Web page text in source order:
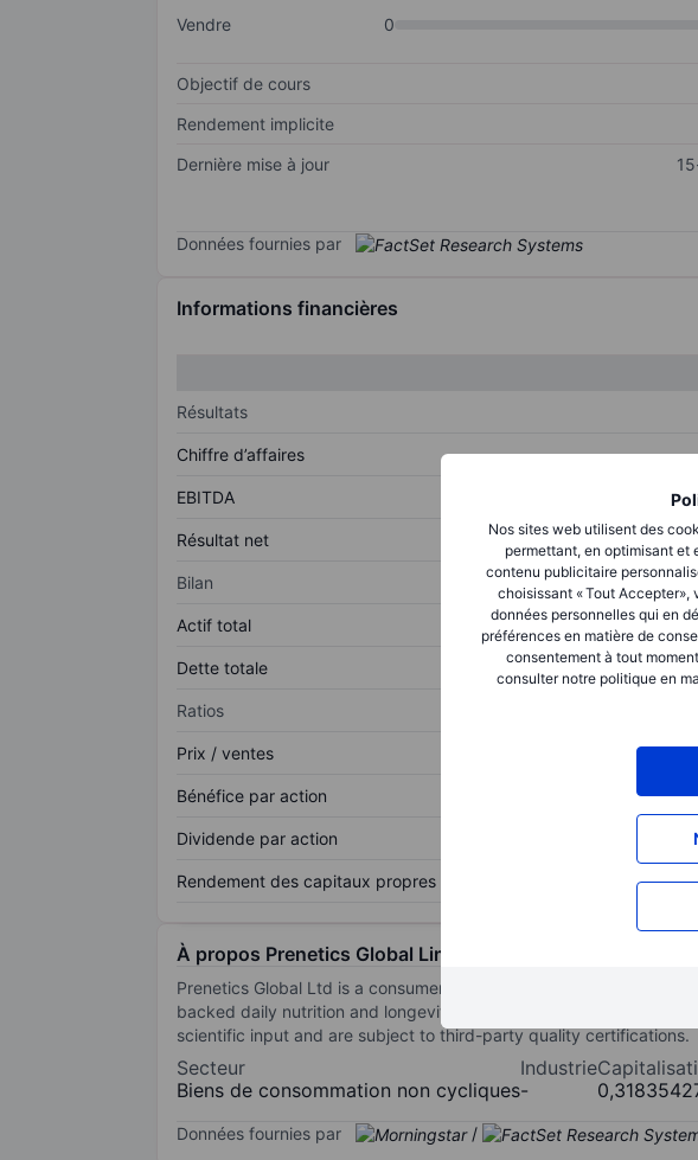
Nos sites web utilisent des
permettant, en optimisant et
contenu publicitaire
choisissant « Tout
données personnelles qui en
préférences en matière de
consentement à tout
consulter notre politique en
Vendre
0
Objectif de cours
Rendement implicite
Dernière mise à jour
Données fournies par
Informations financières
Résultats
Chiffre d’affaires
EBITDA
Résultat net
Bilan
Actif total
Dette totale
Ratios
Prix / ventes
Bénéfice par action
Dividende par action
Rendement des capitaux propres
À propos Prenetics Global Limited
Prenetics Global Ltd is a consumer health and wellness
backed daily nutrition and longevity products distributed directly
scientific input and are subject to third-party quality certifications.
Secteur
Biens de consommation non cycliques
Industrie
-
Données fournies par /